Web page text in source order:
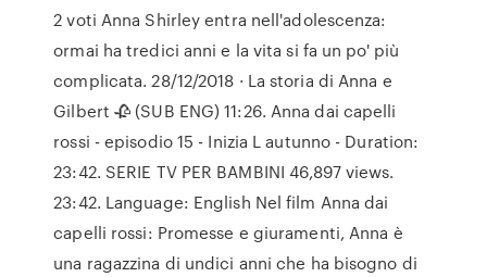
2 voti Anna Shirley entra nell'adolescenza:
ormai ha tredici anni e la vita si fa un po' più
complicata. 28/12/2018 · La storia di Anna e
Gilbert 🥀 (SUB ENG) 11:26. Anna dai capelli
rossi - episodio 15 - Inizia L autunno - Duration:
23:42. SERIE TV PER BAMBINI 46,897 views.
23:42. Language: English Nel film Anna dai
capelli rossi: Promesse e giuramenti, Anna è
una ragazzina di undici anni che ha bisogno di